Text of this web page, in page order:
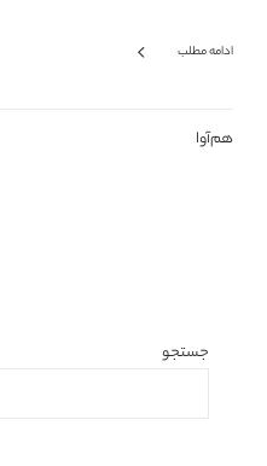
ادامه مطلب
هم‌آوا
جستجو